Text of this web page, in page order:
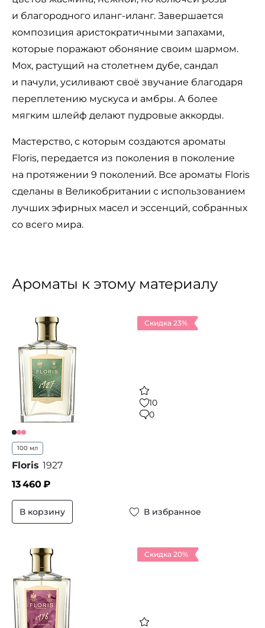
и благородного иланг-иланг. Завершается
композиция аристократичными запахами,
которые поражают обоняние своим шармом.
Мох, растущий на столетнем дубе, сандал
и пачули, усиливают своё звучание благодаря
переплетению мускуса и амбры. А более
мягким шлейф делают пудровые аккорды.
Мастерство, с которым создаются ароматы
Floris, передается из поколения в поколение
на протяжении 9 поколений. Все ароматы Floris
сделаны в Великобритании с использованием
лучших эфирных масел и эссенций, собранных
со всего мира.
Ароматы к этому материалу
Скидка 23%
10
0
100 мл
Floris 1927
13 460₽
В корзину В избранное
Скидка 20%